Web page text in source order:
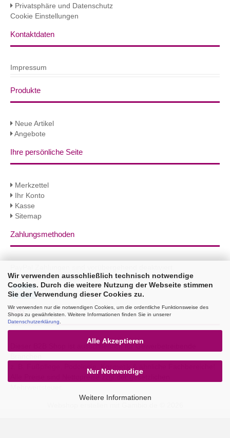
Wir verwenden ausschließlich technisch notwendige
Cookies. Durch die weitere Nutzung der Webseite stimmen
Sie der Verwendung dieser Cookies zu.
Wir verwenden nur die notwendigen Cookies, um die ordentliche Funktionsweise des
Shops zu gewährleisten. Weitere Informationen finden Sie in unserer
Datenschutzerklärung
Alle Akzeptieren
Nur Notwendige
Weitere Informationen
Privatsphäre und Datenschutz
Cookie Einstellungen
Kontaktdaten
Impressum
Produkte
Neue Artikel
Angebote
Ihre persönliche Seite
Merkzettel
Ihr Konto
Kasse
Sitemap
Zahlungsmethoden
Sie erhalten 3% Rabatt per Bank Überweisung!
B2B
Dieser B2B Shop ist ausschließlich für Gewerbetreibende
Alle Preise sind Nettopreise zzgl.der gesetzlichen